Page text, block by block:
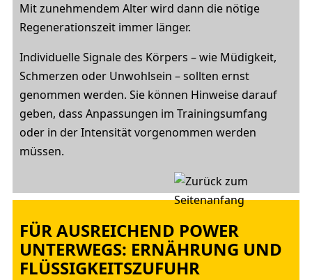
Mit zunehmendem Alter wird dann die nötige
Regenerationszeit immer länger.
Individuelle Signale des Körpers – wie Müdigkeit,
Schmerzen oder Unwohlsein – sollten ernst
genommen werden. Sie können Hinweise darauf
geben, dass Anpassungen im Trainingsumfang
oder in der Intensität vorgenommen werden
müssen.
FÜR AUSREICHEND POWER
UNTERWEGS: ERNÄHRUNG UND
FLÜSSIGKEITSZUFUHR